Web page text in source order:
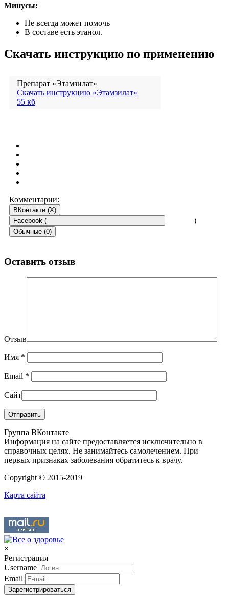
Минусы:
Не всегда может помочь
В составе есть этанол.
Скачать инструкцию по применению
Препарат «Этамзилат»
Скачать инструкцию «Этамзилат»
55 кб
Комментарии:
ВКонтакте (X)
Facebook (
)
Обычные (0)
Оставить отзыв
Отзыв
Имя *
Email *
Сайт
Группа ВКонтакте
Информация на сайте предоставляется исключительно в
справочных целях. Не занимайтесь самолечением. При
первых признаках заболевания обратитесь к врачу.
Copyright © 2015-2019
Карта сайта
×
Регистрация
Username
Email
Зарегистрироваться